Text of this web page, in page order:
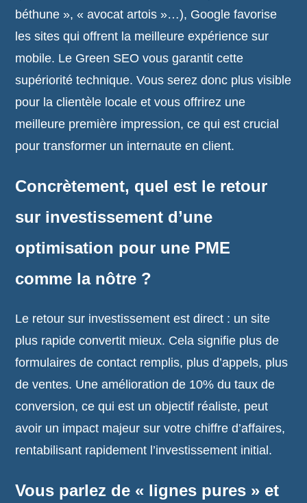
béthune », « avocat artois »…), Google favorise
les sites qui offrent la meilleure expérience sur
mobile. Le Green SEO vous garantit cette
supériorité technique. Vous serez donc plus visible
pour la clientèle locale et vous offrirez une
meilleure première impression, ce qui est crucial
pour transformer un internaute en client.
Concrètement, quel est le retour
sur investissement d’une
optimisation pour une PME
comme la nôtre ?
Le retour sur investissement est direct : un site
plus rapide convertit mieux. Cela signifie plus de
formulaires de contact remplis, plus d’appels, plus
de ventes. Une amélioration de 10% du taux de
conversion, ce qui est un objectif réaliste, peut
avoir un impact majeur sur votre chiffre d’affaires,
rentabilisant rapidement l’investissement initial.
Vous parlez de « lignes pures » et